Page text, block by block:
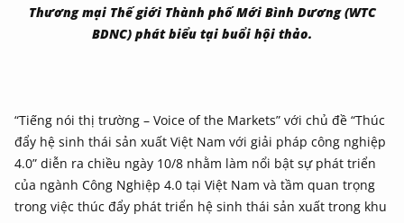
Thương mại Thế giới Thành phố Mới Bình Dương (WTC
BDNC) phát biểu tại buổi hội thảo.
“Tiếng nói thị trường – Voice of the Markets” với chủ đề “Thúc
đẩy hệ sinh thái sản xuất Việt Nam với giải pháp công nghiệp
4.0” diễn ra chiều ngày 10/8 nhằm làm nổi bật sự phát triển
của ngành Công Nghiệp 4.0 tại Việt Nam và tầm quan trọng
trong việc thúc đẩy phát triển hệ sinh thái sản xuất trong khu